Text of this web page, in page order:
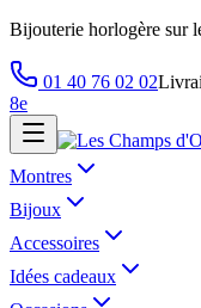
Bijouterie horlogère sur
01 40 76 02 02
8e
Montres
Bijoux
Accessoires
Idées cadeaux